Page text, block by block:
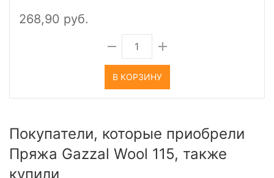
268,90 руб.
В КОРЗИНУ
Покупатели, которые приобрели
Пряжа Gazzal Wool 115, также
купили